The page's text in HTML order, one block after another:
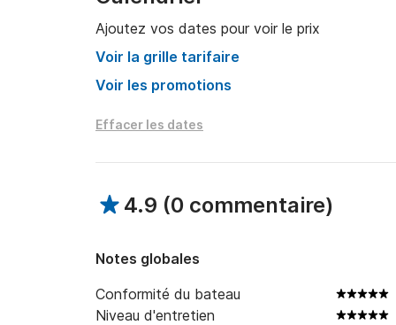
Nous serons ravis de vous rencontrer !
Veuillez nous envoyer un message au
Ajoutez vos dates pour voir le prix
Voir la grille tarifaire
Voir les promotions
Effacer les dates
4.9 (0 commentaire)
Notes globales
Conformité du bateau
Niveau d'entretien